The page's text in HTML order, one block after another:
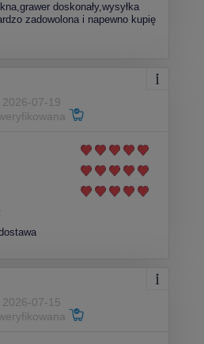
doskonały,wysyłka
zadowolona i napewno kupię
07-19
07-15